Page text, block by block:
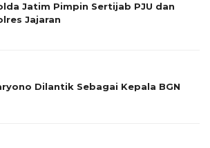
Jatim Pimpin Sertijab PJU dan
Jajaran
Dilantik Sebagai Kepala BGN